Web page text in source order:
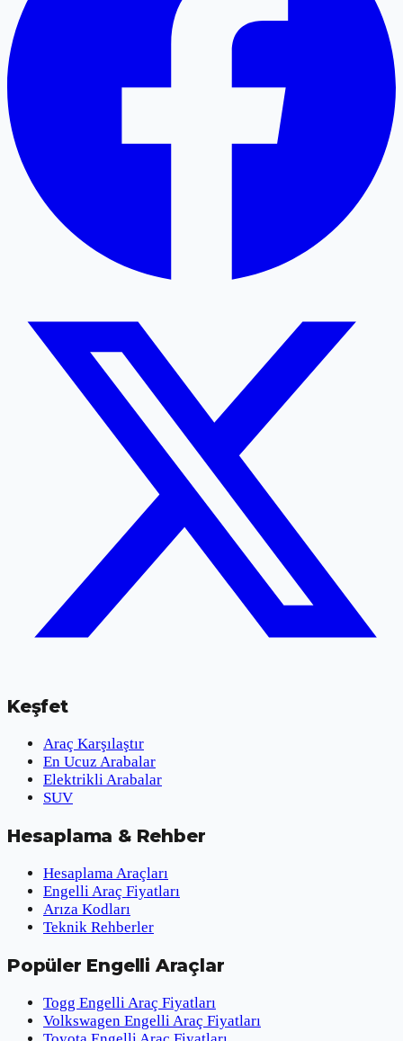
Keşfet
Araç Karşılaştır
En Ucuz Arabalar
Elektrikli Arabalar
SUV
Hesaplama & Rehber
Hesaplama Araçları
Engelli Araç Fiyatları
Arıza Kodları
Teknik Rehberler
Popüler Engelli Araçlar
Togg Engelli Araç Fiyatları
Volkswagen Engelli Araç Fiyatları